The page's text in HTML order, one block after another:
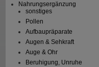
Nahrungsergänzung
sonstiges
Pollen
Aufbaupräparate
Augen & Sehkraft
Auge & Ohr
Beruhigung, Unruhe